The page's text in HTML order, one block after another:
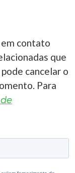
contato
que
cancelar o
Para